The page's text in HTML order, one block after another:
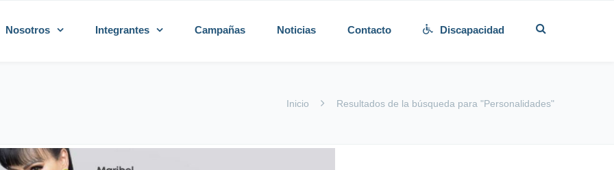
Nosotros Integrantes Campañas Noticias Contacto Discapacidad
Inicio Resultados de la búsqueda para "Personalidades"